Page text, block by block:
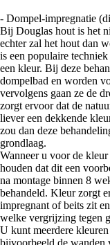
- Dompel-impregnatie
Bij Douglas hout is het
echter zal het hout dan
is een populaire
een kleur. Bij deze
dompelbad en worden
vervolgens gaan ze de
zorgt ervoor dat de
liever een dekkende
zou dan deze
grondlaag.
Wanneer u voor de
houden dat dit een
na montage binnen 8
behandeld. Kleur zorgt
impregnant of beits zit
welke vergrijzing tegen
U kunt meerdere
bijvoorbeeld de wanden